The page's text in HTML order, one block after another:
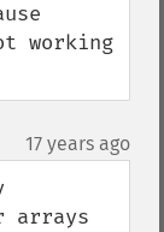
working
17 years ago
arrays